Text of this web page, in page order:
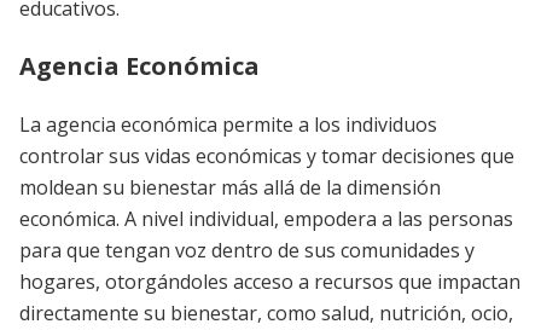
educativos.
Agencia Económica
La agencia económica permite a los individuos
controlar sus vidas económicas y tomar decisiones que
moldean su bienestar más allá de la dimensión
económica. A nivel individual, empodera a las personas
para que tengan voz dentro de sus comunidades y
hogares, otorgándoles acceso a recursos que impactan
directamente su bienestar, como salud, nutrición, ocio,